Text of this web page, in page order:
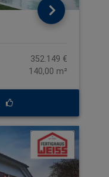
352.149 €
140,00 m²